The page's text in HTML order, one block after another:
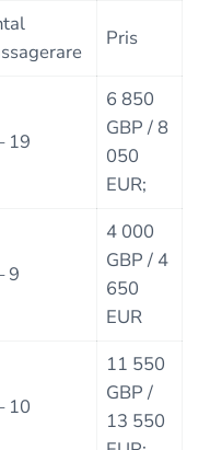
Pris
19
6 850
GBP / 8
050
EUR;
9
4 000
GBP / 4
650
EUR
10
11 550
GBP /
13 550